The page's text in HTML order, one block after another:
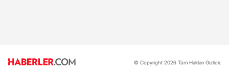
© Copyright 2026 Tüm Hakları Gizlidir.